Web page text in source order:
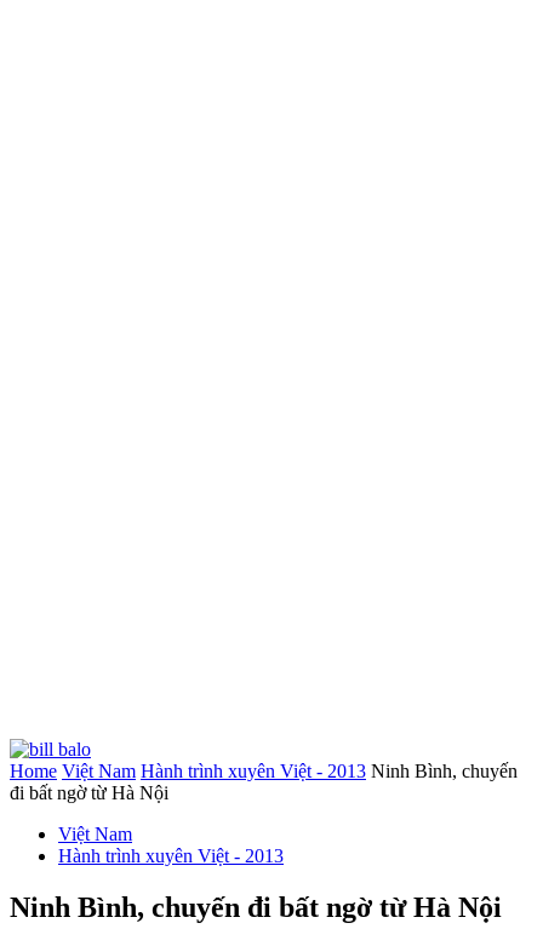
Home Việt Nam Hành trình xuyên Việt - 2013 Ninh Bình, chuyến
đi bất ngờ từ Hà Nội
Việt Nam
Hành trình xuyên Việt - 2013
Ninh Bình, chuyến đi bất ngờ từ Hà Nội